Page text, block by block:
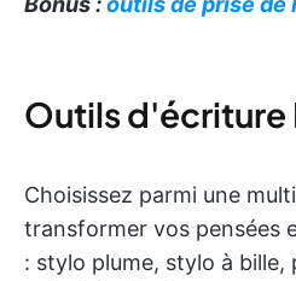
Outils
Choisissez parmi une
transformer vos pensées
: stylo plume, stylo à bille,